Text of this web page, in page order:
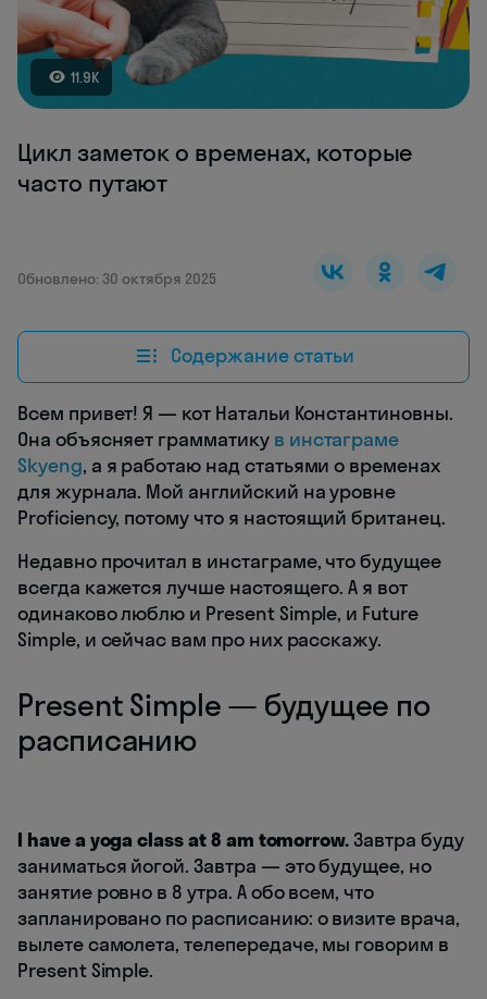
11.9K
Цикл заметок о временах, которые
часто путают
Обновлено: 30 октября 2025
Содержание статьи
Всем привет! Я — кот Натальи Константиновны.
Она объясняет грамматику в инстаграме
Skyeng, а я работаю над статьями о временах
для журнала. Мой английский на уровне
Proficiency, потому что я настоящий британец.
Недавно прочитал в инстаграме, что будущее
всегда кажется лучше настоящего. А я вот
одинаково люблю и Present Simple, и Future
Simple, и сейчас вам про них расскажу.
Present Simple — будущее по
расписанию
I have a yoga class at 8 am tomorrow. Завтра буду
заниматься йогой. Завтра — это будущее, но
занятие ровно в 8 утра. А обо всем, что
запланировано по расписанию: о визите врача,
вылете самолета, телепередаче, мы говорим в
Present Simple.